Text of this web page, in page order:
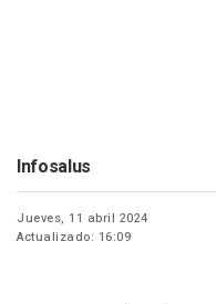
Infosalus
Jueves, 11 abril 2024
Actualizado: 16:09